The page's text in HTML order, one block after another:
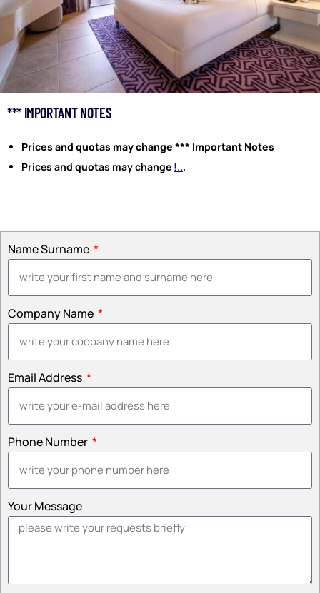
*** IMPORTANT NOTES
Prices and quotas may change *** Important Notes
Prices and quotas may change !...
Name Surname
Company Name
Email Address
Phone Number
Your Message